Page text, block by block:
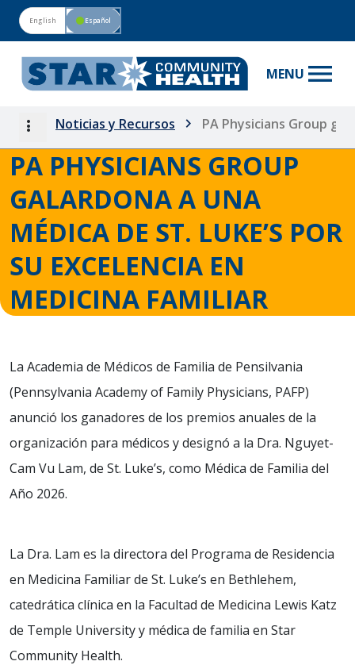
English circleEspañol
MENU menu
more_vert Noticias y Recursos PA Physicians Group
PA PHYSICIANS GROUP
GALARDONA A UNA
MÉDICA DE ST. LUKE’S POR
SU EXCELENCIA EN
MEDICINA FAMILIAR
La Academia de Médicos de Familia de Pensilvania
(Pennsylvania Academy of Family Physicians, PAFP)
anunció los ganadores de los premios anuales de la
organización para médicos y designó a la Dra. Nguyet-
Cam Vu Lam, de St. Luke’s, como Médica de Familia del
Año 2026.
La Dra. Lam es la directora del Programa de Residencia
en Medicina Familiar de St. Luke’s en Bethlehem,
catedrática clínica en la Facultad de Medicina Lewis Katz
de Temple University y médica de familia en Star
Community Health.